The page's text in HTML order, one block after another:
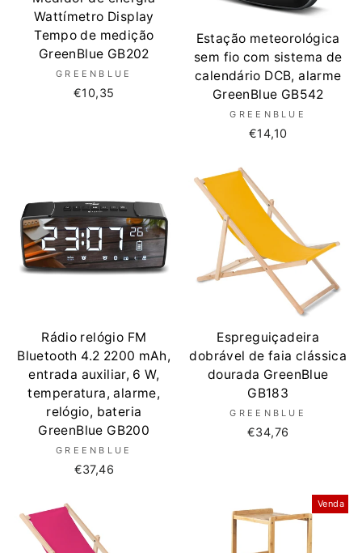
Wattímetro Display
Tempo de medição
GreenBlue GB202
GREENBLUE
€10,35
Estação meteorológica
sem fio com sistema de
calendário DCB, alarme
GreenBlue GB542
GREENBLUE
€14,10
Rádio relógio FM
Bluetooth 4.2 2200 mAh,
entrada auxiliar, 6 W,
temperatura, alarme,
relógio, bateria
GreenBlue GB200
GREENBLUE
€37,46
Espreguiçadeira
dobrável de faia clássica
dourada GreenBlue
GB183
GREENBLUE
€34,76
Venda